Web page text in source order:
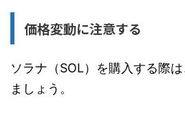
価格変動に注意する
ソラナ（SOL）を購入する際
ましょう。